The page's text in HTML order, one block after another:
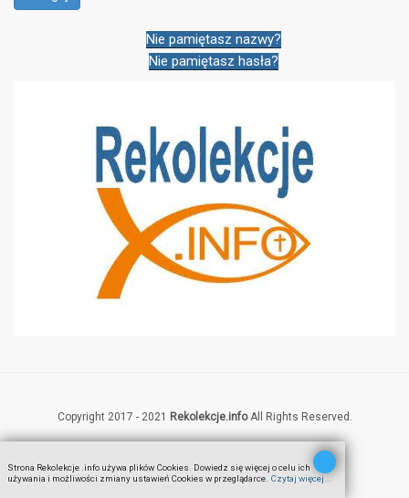
Strona Rekolekcje .info używa plików Cookies. Dowiedz się więcej o celu ich
używania i możliwości zmiany ustawień Cookies w przeglądarce. Czytaj więcej...
Nie pamiętasz nazwy?
Nie pamiętasz hasła?
Copyright 2017 - 2021 Rekolekcje.infoAll Rights Reserved.